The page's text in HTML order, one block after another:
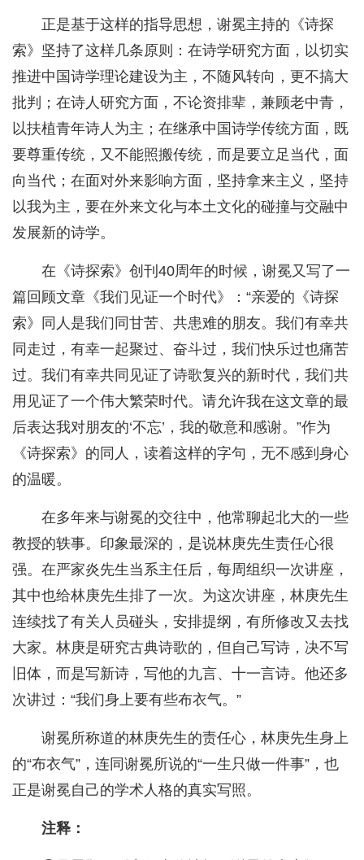
正是基于这样的指导思想，谢冕主持的《诗探
索》坚持了这样几条原则：在诗学研究方面，以切实
推进中国诗学理论建设为主，不随风转向，更不搞大
批判；在诗人研究方面，不论资排辈，兼顾老中青，
以扶植青年诗人为主；在继承中国诗学传统方面，既
要尊重传统，又不能照搬传统，而是要立足当代，面
向当代；在面对外来影响方面，坚持拿来主义，坚持
以我为主，要在外来文化与本土文化的碰撞与交融中
发展新的诗学。
在《诗探索》创刊40周年的时候，谢冕又写了一
篇回顾文章《我们见证一个时代》：“亲爱的《诗探
索》同人是我们同甘苦、共患难的朋友。我们有幸共
同走过，有幸一起聚过、奋斗过，我们快乐过也痛苦
过。我们有幸共同见证了诗歌复兴的新时代，我们共
用见证了一个伟大繁荣时代。请允许我在这文章的最
后表达我对朋友的‘不忘’，我的敬意和感谢。”作为
《诗探索》的同人，读着这样的字句，无不感到身心
的温暖。
在多年来与谢冕的交往中，他常聊起北大的一些
教授的轶事。印象最深的，是说林庚先生责任心很
强。在严家炎先生当系主任后，每周组织一次讲座，
其中也给林庚先生排了一次。为这次讲座，林庚先生
连续找了有关人员碰头，安排提纲，有所修改又去找
大家。林庚是研究古典诗歌的，但自己写诗，决不写
旧体，而是写新诗，写他的九言、十一言诗。他还多
次讲过：“我们身上要有些布衣气。”
谢冕所称道的林庚先生的责任心，林庚先生身上
的“布衣气”，连同谢冕所说的“一生只做一件事”，也
正是谢冕自己的学术人格的真实写照。
注释：